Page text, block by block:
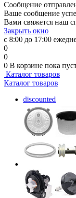
Сообщение
Ваше сообщение
Вами свяжется наш
Закрыть окно
с 8:00 до 17:00
0
0
0 В корзине пока
Каталог товаров
Каталог товаров
discounted